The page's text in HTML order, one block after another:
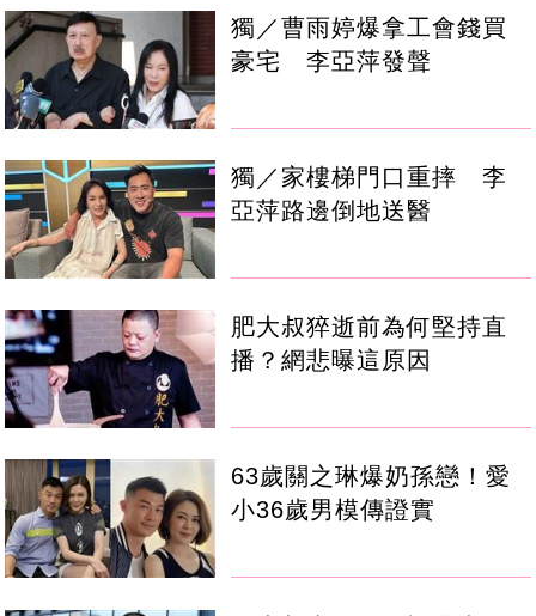
獨／曹雨婷爆拿工會錢買
豪宅 李亞萍發聲
獨／家樓梯門口重摔 李
亞萍路邊倒地送醫
肥大叔猝逝前為何堅持直
播？網悲曝這原因
63歲關之琳爆奶孫戀！愛
小36歲男模傳證實